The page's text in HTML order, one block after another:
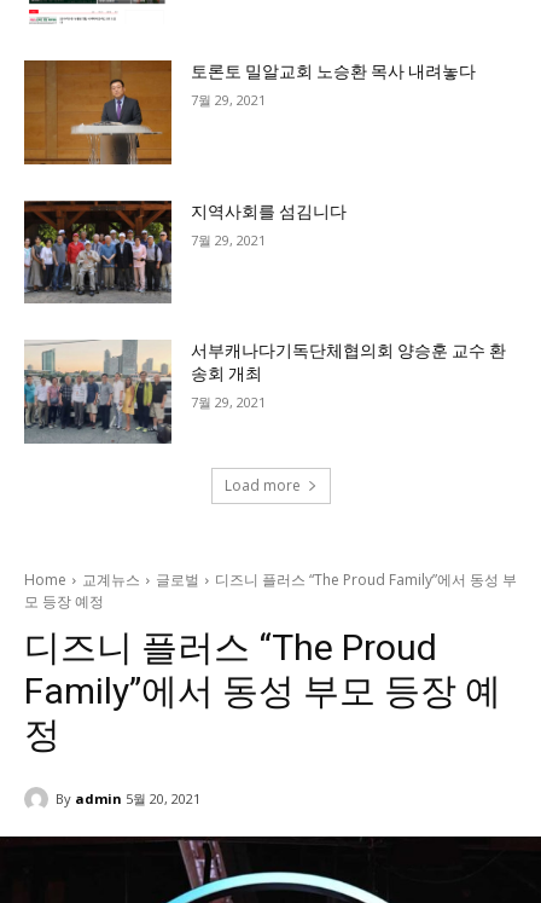
토론토 밀알교회 노승환 목사 내려놓다
7월 29, 2021
지역사회를 섬김니다
7월 29, 2021
서부캐나다기독단체협의회 양승훈 교수 환
송회 개최
7월 29, 2021
Load more